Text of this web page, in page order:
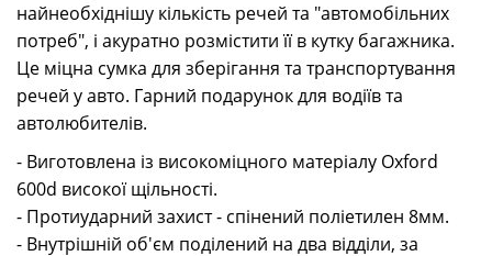
найнеобхіднішу кількість речей та "автомобільних
потреб", і акуратно розмістити її в кутку багажника.
Це міцна сумка для зберігання та транспортування
речей у авто. Гарний подарунок для водіїв та
автолюбителів.
- Виготовлена із високоміцного матеріалу Oxford
600d високої щільності.
- Протиударний захист - спінений поліетилен 8мм.
- Внутрішній об'єм поділений на два відділи, за